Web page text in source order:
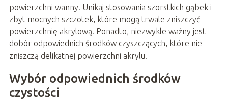
powierzchni wanny. Unikaj stosowania szorstkich gąbek i
zbyt mocnych szczotek, które mogą trwale zniszczyć
powierzchnię akrylową. Ponadto, niezwykle ważny jest
dobór odpowiednich środków czyszczących, które nie
zniszczą delikatnej powierzchni akrylu.
Wybór odpowiednich środków
czystości